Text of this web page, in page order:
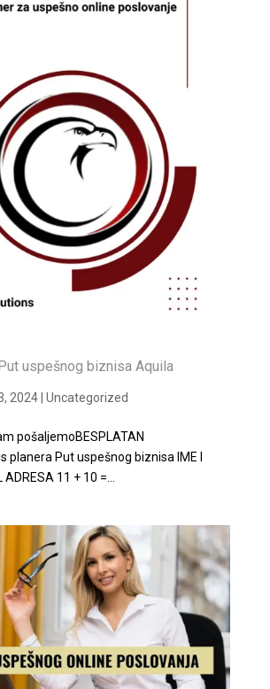
uspešnog biznisa Aquila
2024| Uncategorized
pošaljemoBESPLATAN
planera Put uspešnog biznisa IME I
11 + 10 =...